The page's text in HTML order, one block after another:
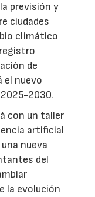
previsión y
ciudades
climático
de
el nuevo
2030.
con un taller
artificial
nueva
del
la evolución